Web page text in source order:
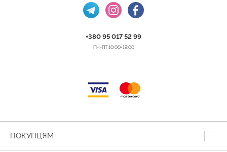
+380 95 017 52 99
ПН-ПТ 10:00-19:00
ПОКУПЦЯМ